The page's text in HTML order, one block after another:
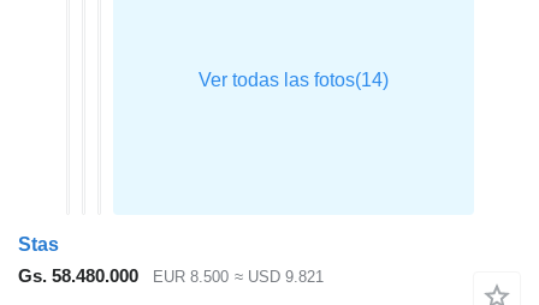
Stas
Gs. 58.480.000
EUR 8.500 ≈ USD 9.821